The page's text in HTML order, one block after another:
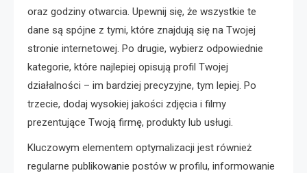
oraz godziny otwarcia. Upewnij się, że wszystkie te
dane są spójne z tymi, które znajdują się na Twojej
stronie internetowej. Po drugie, wybierz odpowiednie
kategorie, które najlepiej opisują profil Twojej
działalności – im bardziej precyzyjne, tym lepiej. Po
trzecie, dodaj wysokiej jakości zdjęcia i filmy
prezentujące Twoją firmę, produkty lub usługi.
Kluczowym elementem optymalizacji jest również
regularne publikowanie postów w profilu, informowanie